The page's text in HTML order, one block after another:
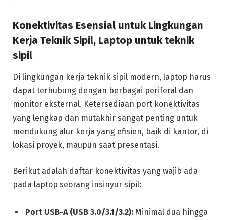
Konektivitas Esensial untuk Lingkungan
Kerja Teknik Sipil, Laptop untuk teknik
sipil
Di lingkungan kerja teknik sipil modern, laptop harus
dapat terhubung dengan berbagai periferal dan
monitor eksternal. Ketersediaan port konektivitas
yang lengkap dan mutakhir sangat penting untuk
mendukung alur kerja yang efisien, baik di kantor, di
lokasi proyek, maupun saat presentasi.
Berikut adalah daftar konektivitas yang wajib ada
pada laptop seorang insinyur sipil:
Port USB-A (USB 3.0/3.1/3.2): Minimal dua hingga